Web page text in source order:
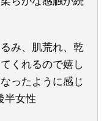
み、肌荒れ、乾
くれるので嬉し
ったように感じ
半女性